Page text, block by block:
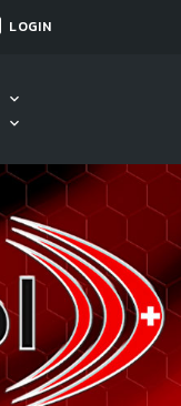
12. AUG. 2026, 19:00
LOGIN